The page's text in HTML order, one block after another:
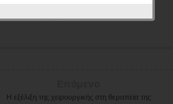
Η εξέλιξη της χειρουργικής στη θεραπεία της